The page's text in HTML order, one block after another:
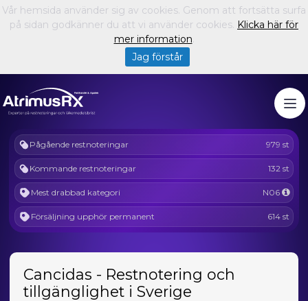
Pågående restnoteringar 979 st
Kommande restnoteringar 132 st
Mest drabbad kategori N06
Försäljning upphör permanent 614 st
Cancidas - Restnotering och
tillgänglighet i Sverige
Vår hemsida använder sig av cookies. Genom att fortsätta surfa
på sidan godkänner du att vi använder cookies. Klicka här för
mer information.
Jag förstår